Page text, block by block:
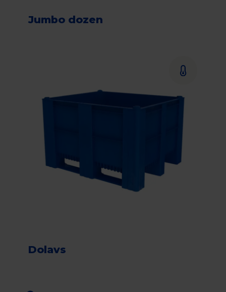
Jumbo dozen
Dolavs